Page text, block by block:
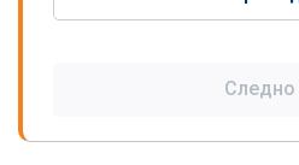
Следно